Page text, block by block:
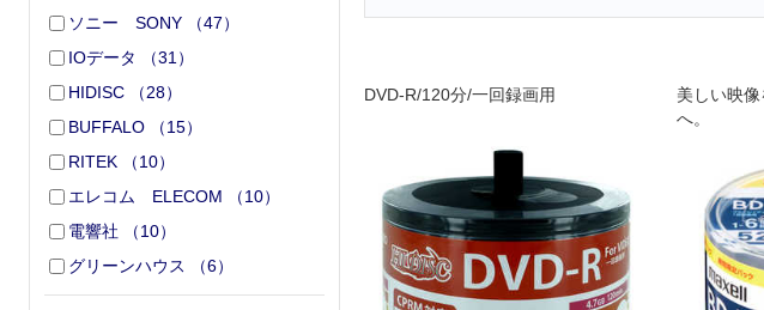
ソニー SONY
（47）
IOデータ
（31 ）
HIDISC
（28）
BUFFALO
（15）
RITEK
（10）
エレコム ELECOM
（10）
電響社
（10）
グリーンハウス
（6）
DVD-R/120分/一回録画用
美しい映像
へ。